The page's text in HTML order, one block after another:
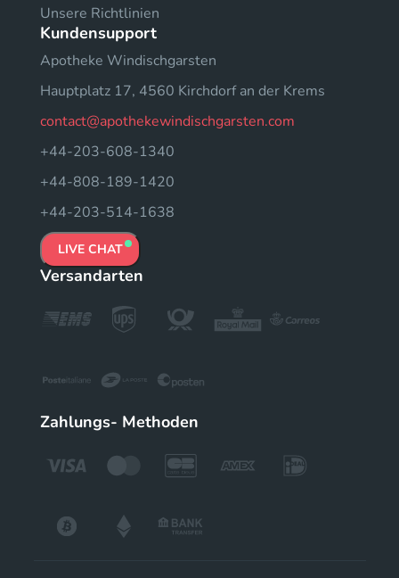
Unsere Richtlinien
Kundensupport
Apotheke Windischgarsten
Hauptplatz 17, 4560 Kirchdorf an der Krems
contact@apothekewindischgarsten.com
+44-203-608-1340
+44-808-189-1420
+44-203-514-1638
LIVE CHAT
Versandarten
Zahlungs- Methoden